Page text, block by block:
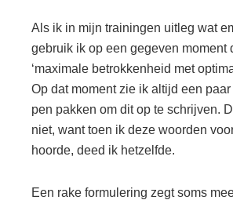
Als ik in mijn trainingen uitleg wat
gebruik ik op een gegeven moment
‘maximale betrokkenheid met
Op dat moment zie ik altijd een
pen pakken om dit op te schrijven.
niet, want toen ik deze woorden
hoorde, deed ik hetzelfde.
Een rake formulering zegt soms